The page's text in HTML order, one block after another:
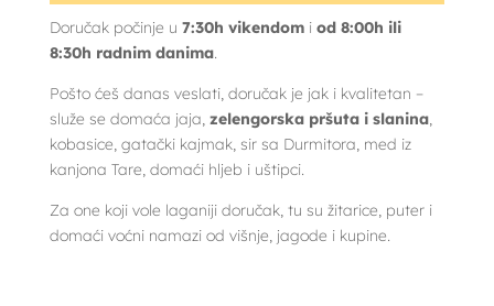
Doručak počinje u 7:30h vikendomi od 8:00h ili
8:30h radnim danima.
Pošto ćeš danas veslati, doručak je jak i kvalitetan –
služe se domaća jaja, zelengorska pršuta i slanina,
kobasice, gatački kajmak, sir sa Durmitora, med iz
kanjona Tare, domaći hljeb i uštipci.
Za one koji vole laganiji doručak, tu su žitarice, puter i
domaći voćni namazi od višnje, jagode i kupine.